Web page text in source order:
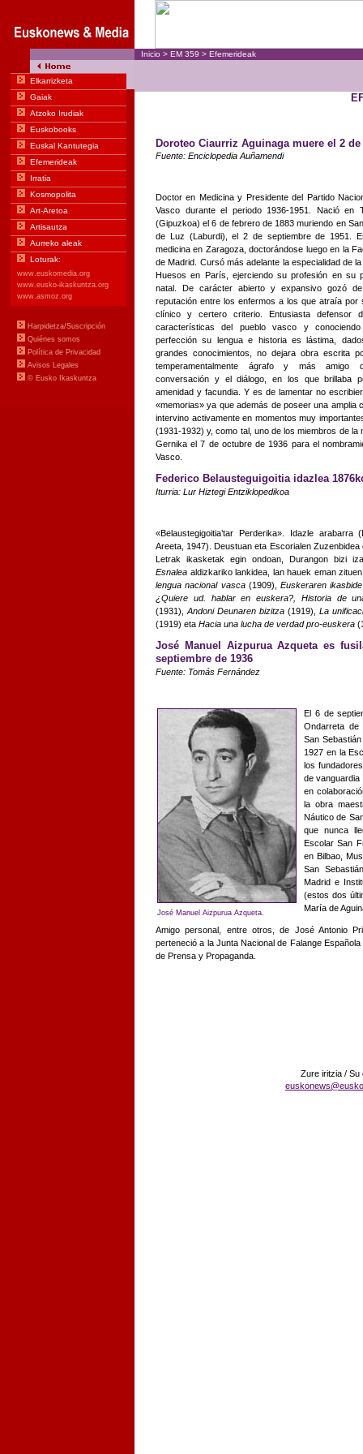
Doroteo Ciaurriz Aguinaga muere el 2
Fuente: Enciclopedia Auñamendi
Doctor en Medicina y Presidente del Partido
Vasco durante el periodo 1936-1951. Nació en
(Gipuzkoa) el 6 de febrero de 1883 muriendo en
de Luz (Laburdi), el 2 de septiembre de 1951.
medicina en Zaragoza, doctorándose luego en la
de Madrid. Cursó más adelante la especialidad de
Huesos en París, ejerciendo su profesión en su
natal. De carácter abierto y expansivo gozó
reputación entre los enfermos a los que atraía por
clínico y certero criterio. Entusiasta defensor
características del pueblo vasco y
perfección su lengua e historia es lástima,
grandes conocimientos, no dejara obra escrita
temperamentalmente ágrafo y más amigo
conversación y el diálogo, en los que brillaba
amenidad y facundia. Y es de lamentar no
«memorias» ya que además de poseer una amplia
intervino activamente en momentos muy
(1931-1932) y, como tal, uno de los miembros de
Gernika el 7 de octubre de 1936 para el
Vasco.
Federico Belausteguigoitia idazlea
Iturria: Lur Hiztegi Entziklopedikoa
«Belaustegigoitia’tar Perderika». Idazle arabarra
Areeta, 1947). Deustuan eta Escorialen Zuzenbidea
Letrak ikasketak egin ondoan, Durangon bizi
Esnalea aldizkariko lankidea, lan hauek eman
lengua nacional vasca (1909),Euskeraren
¿Quiere ud. hablar en euskera?, Historia de
(1931), Andoni Deunaren bizitza (1919), La
(1919) eta Hacia una lucha de verdad pro-euskera
José Manuel Aizpurua Azqueta es
septiembre de 1936
Fuente: Tomás Fernández
José Manuel Aizpurua Azqueta.
El 6 de
Ondarreta de
San
1927 en la
los
de vanguardia
en
la obra
Náutico de
que nunca
Escolar San
en Bilbao,
San
Madrid e
(estos dos
María de
Amigo personal, entre otros, de José Antonio
perteneció a la Junta Nacional de Falange
de Prensa y Propaganda.
Zure iritzia / Su
Inicio > EM 359 > Efemerideak